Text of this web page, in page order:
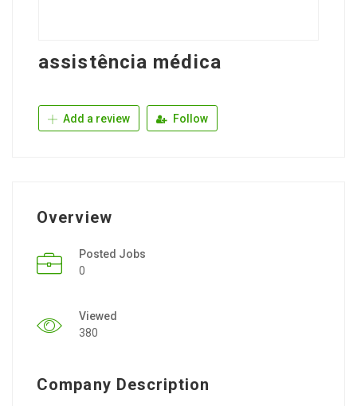
assistência médica
Add a review Follow
Overview
Posted Jobs
0
Viewed
380
Company Description